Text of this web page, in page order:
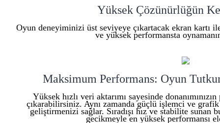
Yüksek Çözünürlüğün
Oyun deneyiminizi üst seviyeye çıkartacak ekran kartı
ve yüksek performansta
Maksimum Performans: Oyun
Yüksek hızlı veri aktarımı sayesinde
çıkarabilirsiniz. Aynı zamanda güçlü işlemci ve
geliştirmenizi sağlar. Sıradışı hız ve stabilite sunan
gecikmeyle en yüksek performansı